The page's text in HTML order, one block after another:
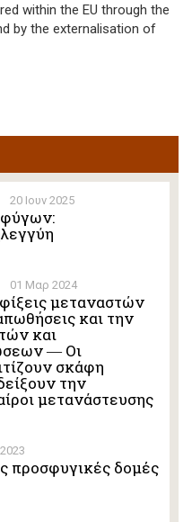
within the EU through the
by the externalisation of
20 Ιουν 2025
01 Μαρ 2024
μεταναστών
και την
και
― Οι
σκάφη
την
μετανάστευσης
προσφυγικές δομές